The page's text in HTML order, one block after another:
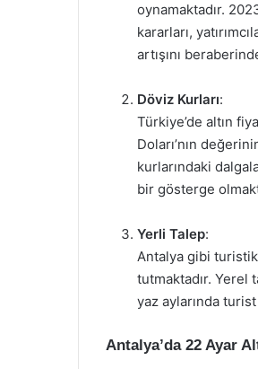
oynamaktadır.
kararları,
artışını
Döviz Kurları:
Türkiye’de altın
Doları’nın
kurlarındaki
bir gösterge
Yerli Talep:
Antalya gibi
tutmaktadır. Yerel
yaz aylarında
Antalya’da 22 Ayar